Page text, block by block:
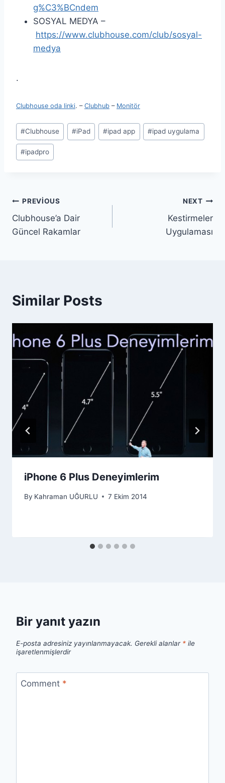
g%C3%BCndem
SOSYAL MEDYA –
https://www.clubhouse.com/club/sosyal-
medya
.
Clubhouse oda linki. – Clubhub – Monitör
Post
Tags:
#Clubhouse #iPad #ipad app #ipad uygulama
#ipadpro
Yazı
gezinmesi
PREVIOUS
Clubhouse’a Dair
Güncel Rakamlar
NEXT
Kestirmeler
Uygulaması
Similar Posts
iPhone 6 Plus Deneyimlerim
By Kahraman UĞURLU 7 Ekim 2014
Bir yanıt yazın
E-posta adresiniz yayınlanmayacak. Gerekli alanlar * ile
işaretlenmişlerdir
Comment *